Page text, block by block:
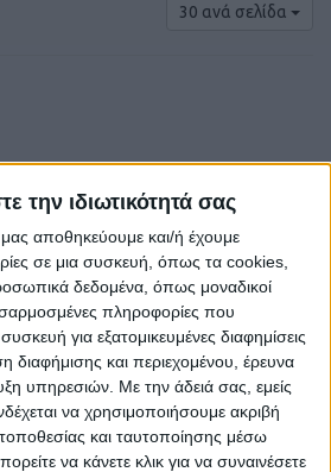
την ιδιωτικότητά σας
μας αποθηκεύουμε και/ή έχουμε
σε μια συσκευή, όπως τα cookies,
δεδομένα, όπως μοναδικοί
πληροφορίες που
για εξατομικευμένες διαφημίσεις
διαφήμισης και περιεχομένου, έρευνα
υπηρεσιών. Με την άδειά σας, εμείς
να χρησιμοποιήσουμε ακριβή
και ταυτοποίησης μέσω
να κάνετε κλικ για να συναινέσετε
30 ανά σελίδα
ΑΛΕΞΑΝΔΡΟΣ (524/9)